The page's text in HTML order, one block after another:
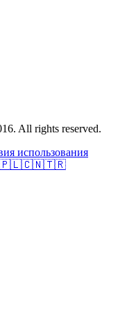
All rights reserved.
использования
🇵🇱🇨🇳🇹🇷